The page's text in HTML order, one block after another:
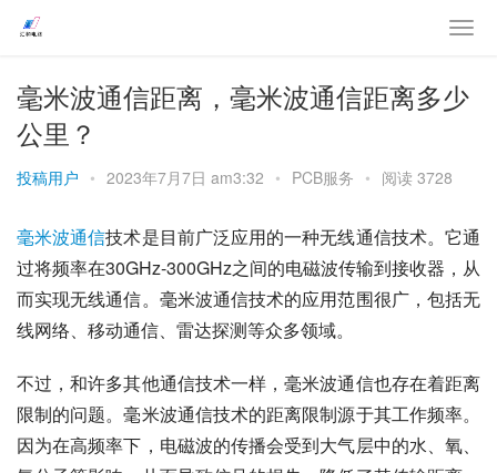
毫米波通信距离，毫米波通信距离多少
公里？
投稿用户 • 2023年7月7日 am3:32 • PCB服务 • 阅读 3728
毫米波通信技术是目前广泛应用的一种无线通信技术。它通
过将频率在30GHz-300GHz之间的电磁波传输到接收器，从
而实现无线通信。毫米波通信技术的应用范围很广，包括无
线网络、移动通信、雷达探测等众多领域。
不过，和许多其他通信技术一样，毫米波通信也存在着距离
限制的问题。毫米波通信技术的距离限制源于其工作频率。
因为在高频率下，电磁波的传播会受到大气层中的水、氧、